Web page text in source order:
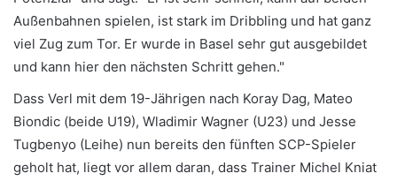
Außenbahnen spielen, ist stark im Dribbling und hat ganz
viel Zug zum Tor. Er wurde in Basel sehr gut ausgebildet
und kann hier den nächsten Schritt gehen."
Dass Verl mit dem 19-Jährigen nach Koray Dag, Mateo
Biondic (beide U19), Wladimir Wagner (U23) und Jesse
Tugbenyo (Leihe) nun bereits den fünften SCP-Spieler
geholt hat, liegt vor allem daran, dass Trainer Michel Kniat